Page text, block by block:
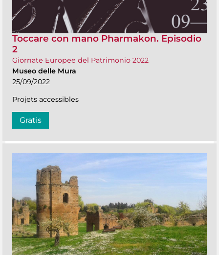
Toccare con mano Pharmakon. Episodio
2
Giornate Europee del Patrimonio 2022
Museo delle Mura
25/09/2022
Projets accessibles
Gratis